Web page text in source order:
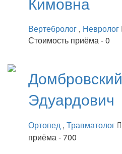
Вертебролог , Невролог
Стоимость приёма - 0
Домбровский
Эдуардович
Ортопед , Травматолог
приёма - 700